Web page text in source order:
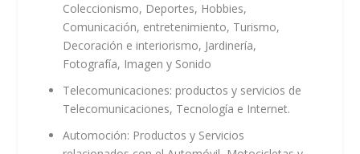
Coleccionismo, Deportes, Hobbies,
Comunicación, entretenimiento, Turismo,
Decoración e interiorismo, Jardinería,
Fotografía, Imagen y Sonido
Telecomunicaciones: productos y servicios de
Telecomunicaciones, Tecnología e Internet.
Automoción: Productos y Servicios